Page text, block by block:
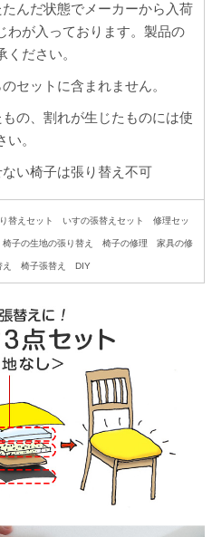
んだ状態でメーカーから入荷
わが入っております。製品の
ださい。
セットに含まれません。
の、割れが生じたものには使
。
い椅子は張り替え不可
えセット いすの張替えセット 修理セッ
子の生地の張り替え 椅子の修理 家具の修
え 椅子張替え DIY